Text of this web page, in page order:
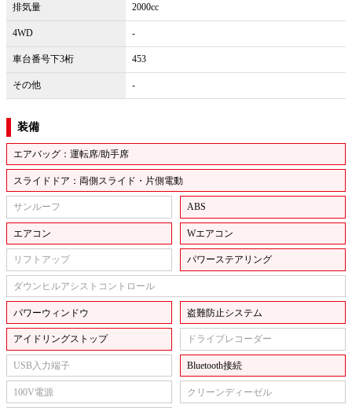
排気量
2000cc
4WD -
車台番号下3桁 453
その他 -
装備
エアバッグ：運転席/助手席
スライドドア：両側スライド・片側電動
サンルーフ ABS
エアコン Wエアコン
リフトアップ パワーステアリング
ダウンヒルアシストコントロール
パワーウィンドウ 盗難防止システム
アイドリングストップ ドライブレコーダー
USB入力端子 Bluetooth接続
100V電源 クリーンディーゼル